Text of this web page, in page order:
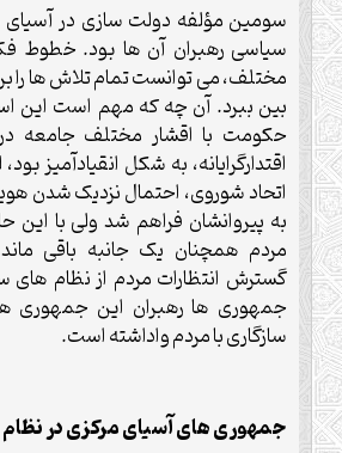
سومین مؤلفه دولت سازی در
سیاسی رهبران آن ها بود. خطوط
مختلف، می توانست تمام تلاش ها را
بین ببرد. آن چه که مهم است این
حکومت با اقشار مختلف جامعه
اقتدارگرایانه، به شکل انقیادآمیز
اتحاد شوروی، احتمال نزدیک شدن
به پیروانشان فراهم شد ولی با این
مردم همچنان یک جانبه باقی
گسترش انتظارات مردم از نظام
جمهوری ها رهبران این جمهوری
سازگاری با مردم واداشته است.
جمهوری های آسیای مرکزی در نظام